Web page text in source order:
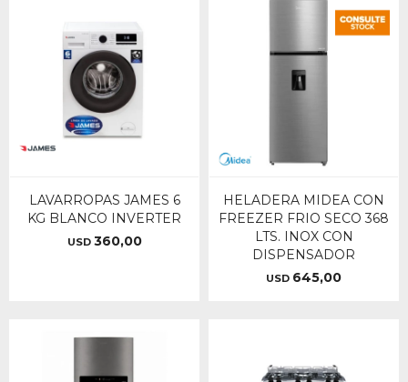
LAVARROPAS JAMES 6
KG BLANCO INVERTER
USD 360,00
HELADERA MIDEA CON
FREEZER FRIO SECO 368
LTS. INOX CON
DISPENSADOR
USD 645,00